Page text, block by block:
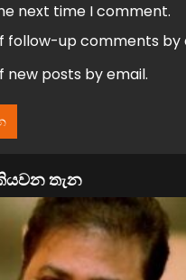
next time I comment.
follow-up comments by
new posts by email.
තැන